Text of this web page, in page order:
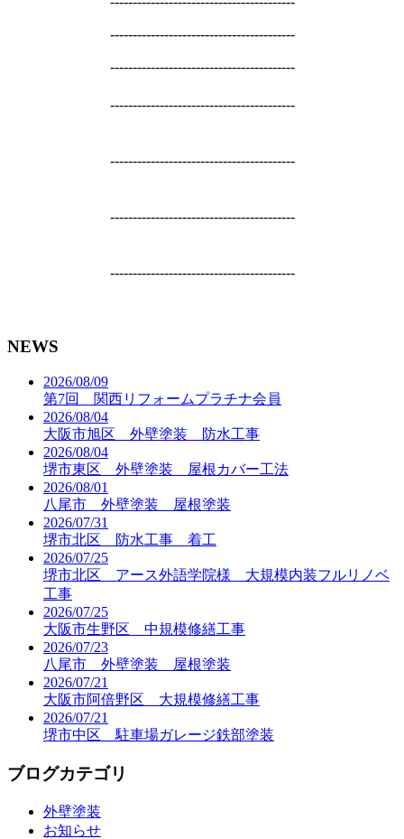
-----------------------------------------
-----------------------------------------
-----------------------------------------
-----------------------------------------
-----------------------------------------
-----------------------------------------
NEWS
2026/08/09
第7回 関西リフォームプラチナ会員
2026/08/04
大阪市旭区 外壁塗装 防水工事
2026/08/04
堺市東区 外壁塗装 屋根カバー工法
2026/08/01
八尾市 外壁塗装 屋根塗装
2026/07/31
堺市北区 防水工事 着工
2026/07/25
堺市北区 アース外語学院様 大規模内装フルリノベ
工事
2026/07/25
大阪市生野区 中規模修繕工事
2026/07/23
八尾市 外壁塗装 屋根塗装
2026/07/21
大阪市阿倍野区 大規模修繕工事
2026/07/21
堺市中区 駐車場ガレージ鉄部塗装
ブログカテゴリ
外壁塗装
お知らせ